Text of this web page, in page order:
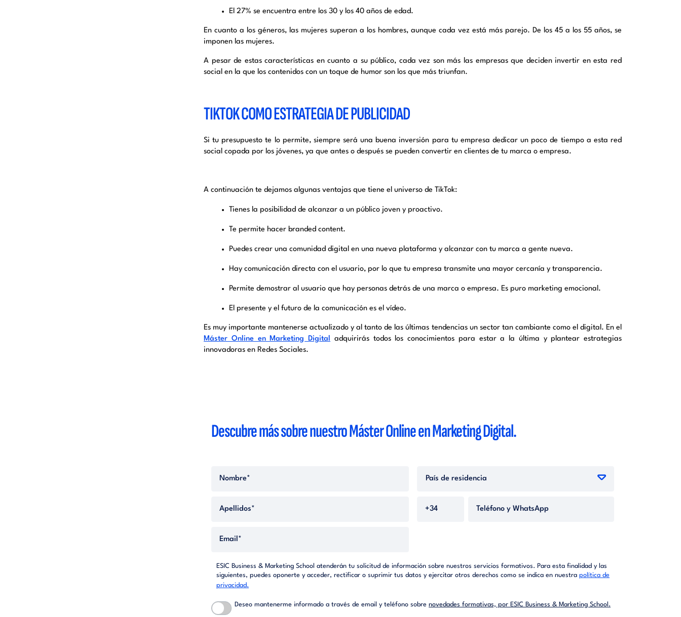
El 27% se encuentra entre los 30 y los 40 años de edad.
En cuanto a los géneros, las mujeres superan a los hombres, aunque cada vez está más parejo. De los 45 a los 55 años, se
imponen las mujeres.
A pesar de estas características en cuanto a su público, cada vez son más las empresas que deciden invertir en esta red
social en la que los contenidos con un toque de humor son los que más triunfan.
TIKTOK COMO ESTRATEGIA DE PUBLICIDAD
Si tu presupuesto te lo permite, siempre será una buena inversión para tu empresa dedicar un poco de tiempo a esta red
social copada por los jóvenes, ya que antes o después se pueden convertir en clientes de tu marca o empresa.
A continuación te dejamos algunas ventajas que tiene el universo de TikTok:
Tienes la posibilidad de alcanzar a un público joven y proactivo.
Te permite hacer branded content.
Puedes crear una comunidad digital en una nueva plataforma y alcanzar con tu marca a gente nueva.
Hay comunicación directa con el usuario, por lo que tu empresa transmite una mayor cercanía y transparencia.
Permite demostrar al usuario que hay personas detrás de una marca o empresa. Es puro marketing emocional.
El presente y el futuro de la comunicación es el vídeo.
Es muy importante mantenerse actualizado y al tanto de las últimas tendencias un sector tan cambiante como el digital. En el
Máster Online en Marketing Digital
adquirirás todos los conocimientos para estar a la última y plantear estrategias
innovadoras en Redes Sociales.
Descubre más sobre nuestro Máster Online en Marketing Digital.
ESIC Business & Marketing School atenderán tu solicitud de información sobre nuestros servicios formativos. Para esta finalidad y las
siguientes, puedes oponerte y acceder, rectificar o suprimir tus datos y ejercitar otros derechos como se indica en nuestra política de
privacidad.
Deseo mantenerme informado a través de email y teléfono sobre novedades formativas, por ESIC Business & Marketing School.